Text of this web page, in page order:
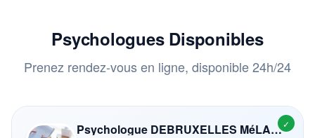
Psychologues Disponibles
Prenez rendez-vous en ligne, disponible 24h/24
✓
Psychologue DEBRUXELLES MéLANIE